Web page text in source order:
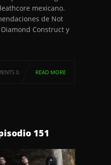
mexicano.
de Not
Construct y
0 READ MORE
151